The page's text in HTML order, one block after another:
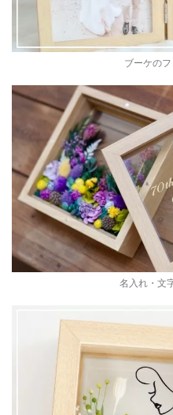
ブーケの
名入れ・文